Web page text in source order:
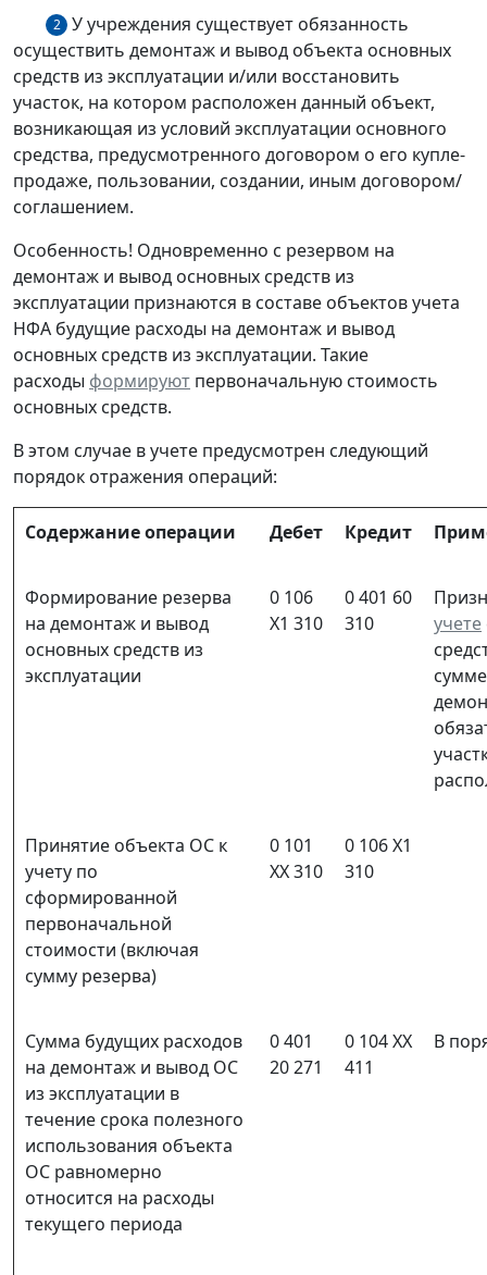
2
У учреждения существует обязанность
осуществить демонтаж и вывод объекта основных
средств из эксплуатации и/или восстановить
участок, на котором расположен данный объект,
возникающая из условий эксплуатации основного
средства, предусмотренного договором о его купле-
продаже, пользовании, создании, иным договором/
соглашением.
Особенность! Одновременно с резервом на
демонтаж и вывод основных средств из
эксплуатации признаются в составе объектов учета
НФА будущие расходы на демонтаж и вывод
основных средств из эксплуатации. Такие
расходы формируют первоначальную стоимость
основных средств.
В этом случае в учете предусмотрен следующий
порядок отражения операций:
Содержание операции Дебет Кредит
Формирование резерва
на демонтаж и вывод
основных средств из
эксплуатации
0 106
Х1 310
0 401 60
310
учете
Принятие объекта ОС к
учету по
сформированной
первоначальной
стоимости (включая
сумму резерва)
0 101
ХХ 310
0 106 Х1
310
Сумма будущих расходов
на демонтаж и вывод ОС
из эксплуатации в
течение срока полезного
использования объекта
ОС равномерно
относится на расходы
текущего периода
0 401
20 271
0 104 ХХ
411
В